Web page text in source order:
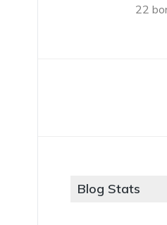
22
Blog Stats